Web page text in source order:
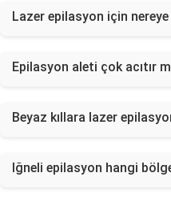
Lazer epilasyon için
Epilasyon aleti çok acıtır
Beyaz kıllara lazer
Iğneli epilasyon hangi